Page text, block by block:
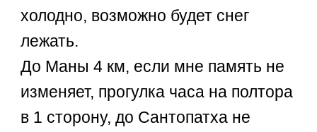
холодно, возможно будет снег
лежать.
До Маны 4 км, если мне память не
изменяет, прогулка часа на полтора
в 1 сторону, до Сантопатха не